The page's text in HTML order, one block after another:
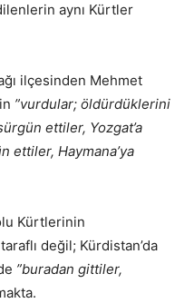
aynı Kürtler
ilçesinden Mehmet
”vurdular; öldürdüklerini
ettiler, Yozgat’a
ettiler, Haymana’ya
Kürtlerinin
değil; Kürdistan’da
”buradan gittiler,